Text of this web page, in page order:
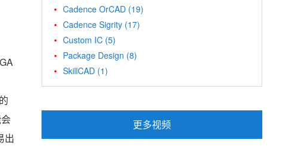
出
Cadence OrCAD (19)
Cadence Sigrity (17)
Custom IC (5)
Package Design (8)
SkillCAD (1)
更多视频